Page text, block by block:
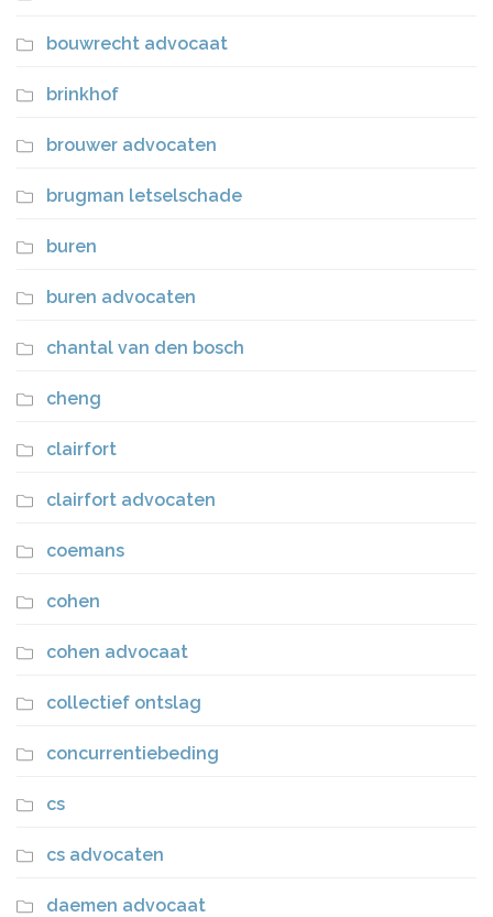
bouwrecht advocaat
brinkhof
brouwer advocaten
brugman letselschade
buren
buren advocaten
chantal van den bosch
cheng
clairfort
clairfort advocaten
coemans
cohen
cohen advocaat
collectief ontslag
concurrentiebeding
cs
cs advocaten
daemen advocaat